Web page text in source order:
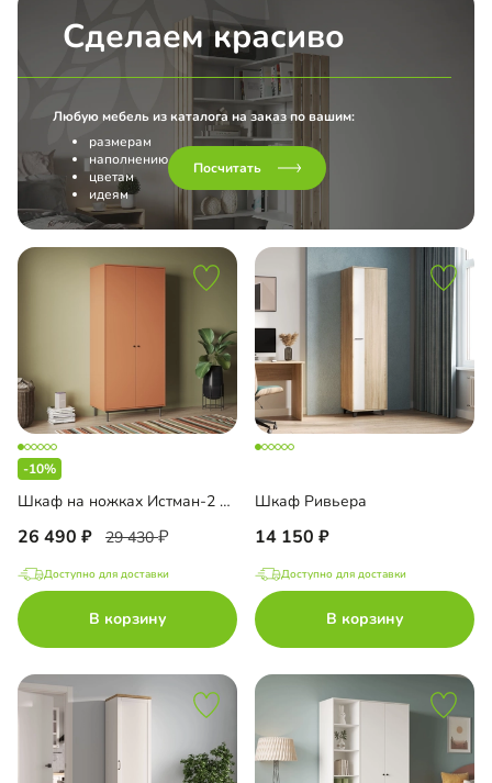
Сделаем красиво
Любую мебель из каталога на заказ по вашим:
размерам
наполнению
цветам
идеям
Посчитать
-10%
Шкаф на ножках Истман-2 Флекс
26 490 29 430
Доступно для доставки
В корзину
Шкаф Ривьера
14 150
Доступно для доставки
В корзину